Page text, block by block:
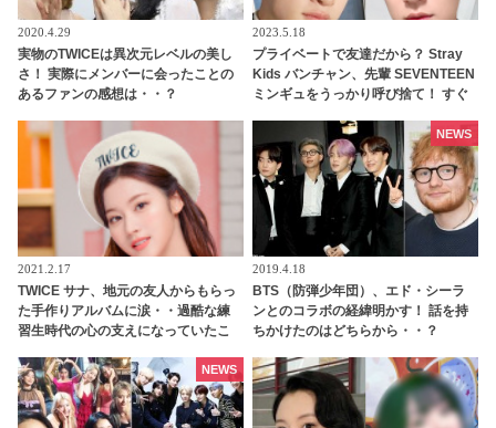
2020.4.29
実物のTWICEは異次元レベルの美し
さ！ 実際にメンバーに会ったことの
あるファンの感想は・・？
2023.5.18
プライベートで友達だから？ Stray
Kids バンチャン、先輩 SEVENTEEN
ミンギュをうっかり呼び捨て！ すぐ
2021.2.17
TWICE サナ、地元の友人からもらっ
た手作りアルバムに涙・・過酷な練
習生時代の心の支えになっていたこ
わらかい笑顔に感動
2019.4.18
BTS（防弾少年団）、エド・シーラ
ンとのコラボの経緯明かす！ 話を持
ちかけたのはどちらから・・？
NEWS
NEWS